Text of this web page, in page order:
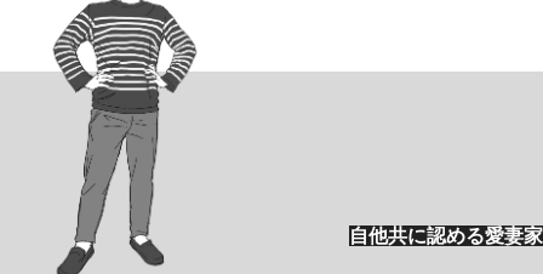
自他共に認める愛妻家